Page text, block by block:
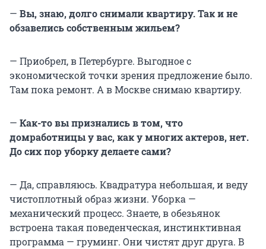
— Вы, знаю, долго снимали квартиру. Так и не
обзавелись собственным жильем?
— Приобрел, в Петербурге. Выгодное с
экономической точки зрения предложение было.
Там пока ремонт. А в Москве снимаю квартиру.
— Как-то вы признались в том, что
домработницы у вас, как у многих актеров, нет.
До сих пор уборку делаете сами?
— Да, справляюсь. Квадратура небольшая, и веду
чистоплотный образ жизни. Уборка —
механический процесс. Знаете, в обезьянок
встроена такая поведенческая, инстинктивная
программа — груминг. Они чистят друг друга. В